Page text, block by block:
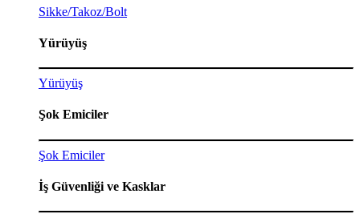
Sikke/Takoz/Bolt
Yürüyüş
Yürüyüş
Şok Emiciler
Şok Emiciler
İş Güvenliği ve Kasklar